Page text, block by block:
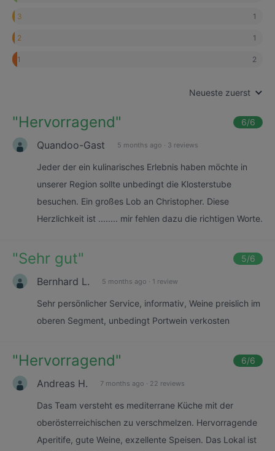
3 1
2 1
1 2
Neueste zuerst
"Hervorragend" 6/6
Quandoo-Gast 5 months ago · 3 reviews
Jeder der ein kulinarisches Erlebnis haben möchte in
unserer Region sollte unbedingt die Klosterstube
besuchen. Ein großes Lob an Christopher. Diese
Herzlichkeit ist ........ mir fehlen dazu die richtigen Worte.
"Sehr gut" 5/6
Bernhard L. 5 months ago · 1 review
Sehr persönlicher Service, informativ, Weine preislich im
oberen Segment, unbedingt Portwein verkosten
"Hervorragend" 6/6
Andreas H. 7 months ago · 22 reviews
Das Team versteht es mediterrane Küche mit der
oberösterreichischen zu verschmelzen. Hervorragende
Aperitife, gute Weine, exzellente Speisen. Das Lokal ist